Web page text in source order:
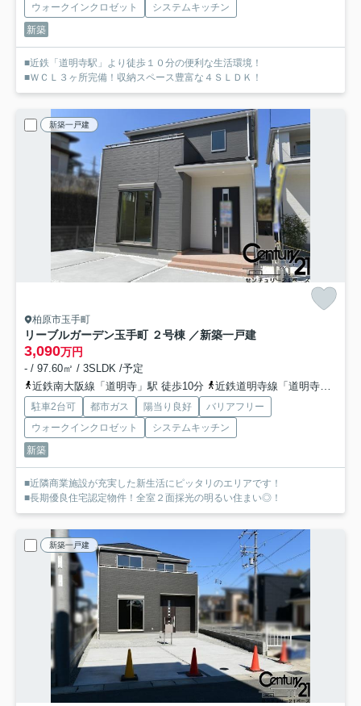
ウォークインクロゼット
システムキッチン
新築
■近鉄「道明寺駅」より徒歩１０分の便利な生活環境！
■ＷＣＬ３ヶ所完備！収納スペース豊富な４ＳＬＤＫ！
新築一戸建
柏原市玉手町
リーブルガーデン玉手町 ２号棟 ／新築一戸建
3,090万円
- / 97.60㎡ / 3SLDK /予定
近鉄南大阪線「道明寺」駅 徒歩10分
近鉄道明寺線「道明寺」駅 徒歩10分
駐車2台可 都市ガス 陽当り良好
バリアフリー
ウォークインクロゼット
システムキッチン
新築
■近隣商業施設が充実した新生活にピッタリのエリアです！
■長期優良住宅認定物件！全室２面採光の明るい住まい◎！
新築一戸建